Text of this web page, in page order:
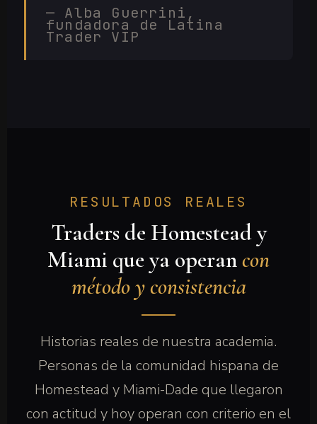
— Alba Guerrini,
fundadora de Latina
Trader VIP
RESULTADOS REALES
Traders de Homestead y
Miami que ya operancon
método y consistencia
Historias reales de nuestra academia.
Personas de la comunidad hispana de
Homestead y Miami-Dade que llegaron
con actitud y hoy operan con criterio en el